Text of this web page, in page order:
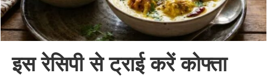
इस रेसिपी से ट्राई करें कोफ्ता